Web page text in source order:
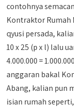
contohnya
Kontraktor Rumah
qyusi persada,
10 x 25 (p x l) lalu
4.000.000 =
anggaran bakal
Abang, kalian pun
isian rumah